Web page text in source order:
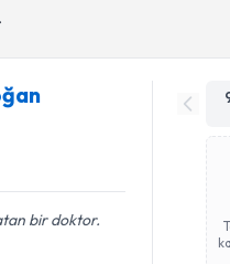
bir doktor.